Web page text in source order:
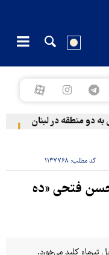
دو منطقه در لبنان
کد مطلب: ۱۱۴۷۷۶۸
حسن فتحی «ده
تیرماه کلید می‌خورد.